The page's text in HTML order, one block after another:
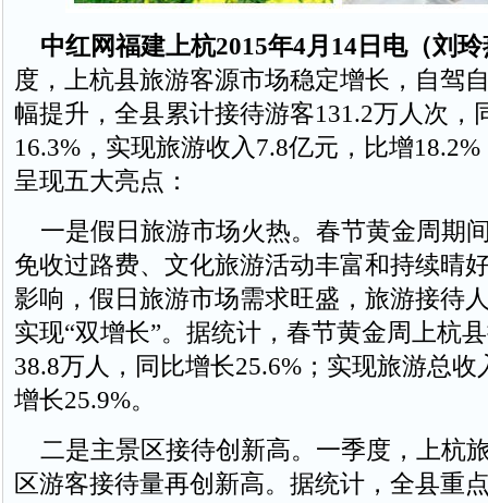
中红网福建上杭2015年4月14日电（刘
度，上杭县旅游客源市场稳定增长，自驾
幅提升，全县累计接待游客131.2万人次，
16.3%，实现旅游收入7.8亿元，比增
呈现五大亮点：
一是假日旅游市场火热。春节黄金周期
免收过路费、文化旅游活动丰富和持续晴
影响，假日旅游市场需求旺盛，旅游接待
实现“双增长”。据统计，春节黄金周上杭
38.8万人，同比增长25.6%；实现旅游总收
增长25.9%。
二是主景区接待创新高。一季度，上杭
区游客接待量再创新高。据统计，全县重